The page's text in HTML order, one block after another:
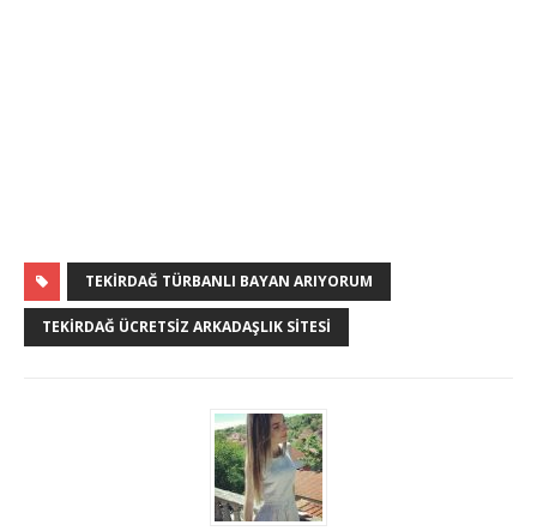
TEKIRDAĞ TÜRBANLI BAYAN ARIYORUM
TEKIRDAĞ ÜCRETSIZ ARKADAŞLIK SITESI